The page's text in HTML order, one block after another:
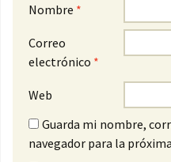
Nombre *
Correo
electrónico *
Web
Guarda mi nombre,
navegador para la